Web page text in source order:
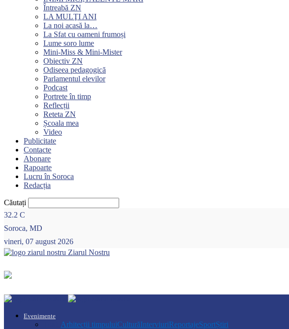
Întreabă ZN
LA MULŢI ANI
La noi acasă la…
La Sfat cu oameni frumoși
Lume soro lume
Mini-Miss & Mini-Mister
Obiectiv ZN
Odiseea pedagogică
Parlamentul elevilor
Podcast
Portrete în timp
Reflecții
Reteta ZN
Școala mea
Video
Publicitate
Contacte
Abonare
Rapoarte
Lucru în Soroca
Redacția
Căutați
32.2 C
Soroca, MD
vineri, 07 august 2026
Ziarul Nostru
Evenimente
Arhitecții timpuluiCulturăInterviuriReportajeSportȘtiri